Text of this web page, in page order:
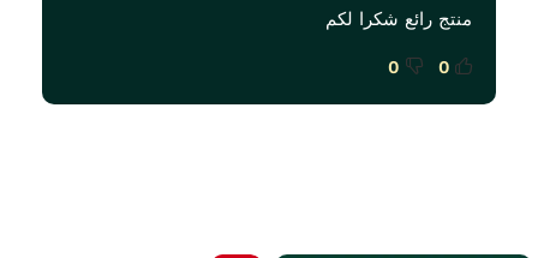
منتج رائع شكرا لكم
0
0